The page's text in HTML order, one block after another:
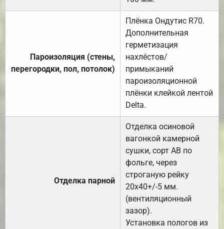
Пароизоляция (стены,
перегородки, пол, потолок)
Плёнка Ондутис R70.
Дополнительная
герметизация
нахлёстов/
примыканий
пароизоляционной
плёнки клейкой лентой
Delta.
Отделка парной
Отделка осиновой
вагонкой камерной
сушки, сорт АВ по
фольге, через
строганую рейку
20х40+/-5 мм.
(вентиляционный
зазор).
Установка пологов из